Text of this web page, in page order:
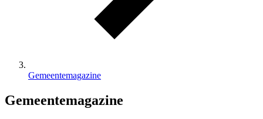
Gemeentemagazine
Gemeentemagazine